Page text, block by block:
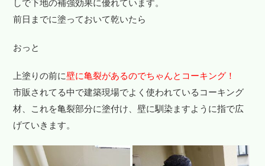
しで下地の補強効果に優れています。
前日までに塗っておいて乾いたら
おっと
上塗りの前に壁に亀裂があるのでちゃんとコーキング！
市販されてる中で建築現場でよく使われているコーキング
材、これを亀裂部分に塗付け、壁に馴染ますように指で広
げていきます。